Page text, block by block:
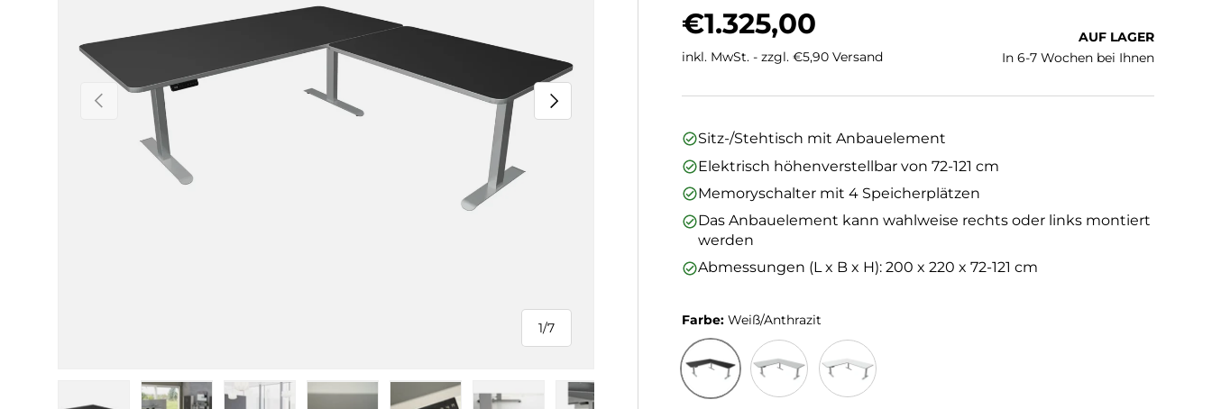
Vorherige
1/
von
7
Nächste
Normaler Preis
€1.325,00
inkl. MwSt. - zzgl. €5,90 Versand
AUF LAGER
In 6-7 Wochen bei Ihnen
Sitz-/Stehtisch mit Anbauelement
Elektrisch höhenverstellbar von 72-121 cm
Memoryschalter mit 4 Speicherplätzen
Das Anbauelement kann wahlweise rechts oder links montiert
werden
Abmessungen (L x B x H): 200 x 220 x 72-121 cm
Farbe:Weiß/Anthrazit
Weiß/Anthrazit